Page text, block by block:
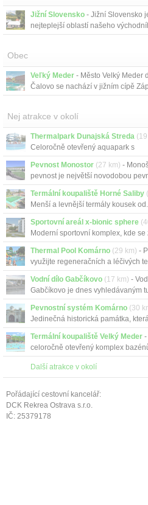
Jižní Slovensko - Jižní Slovensko
nejteplejší oblastí našeho
Obec
Veľký Meder - Město Velký Meder
Čalovo se nachází v jižním cípě
Nej atrakce v okolí
Thermalpark Dunajská Streda
Celoročně otevřený aquapark s
bezbariérovým...
Pevnost Monostor (27 km) -
pevnost je největší novodobou
Termální koupaliště Horné Saliby
Menší a levnější termály kousek
Sportovní areál x-bionic sphere
Moderní sportovní komplex, kde se
Thermal Pool Komárno (29 km) -
využijte regeneračních a léčivých
Vodní dílo Gabčíkovo (17 km) -
Gabčíkovo je dnes vyhledávaným
Pevnostní systém Komárno (30
Jedinečná historická památka,
Termální koupaliště Velký Meder -
celoročně otevřený komplex
Další atrakce v okolí
Pořádající cestovní kancelář:
DCK Rekrea Ostrava s.r.o.
IČ: 25379178